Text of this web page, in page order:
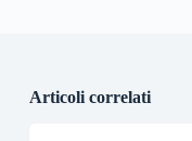
Articoli correlati